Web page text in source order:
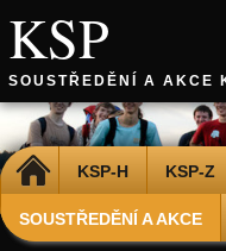
KSP
SOUSTŘEDĚNÍ A AKCE
DOMŮ KSP-H KSP-Z
SOUSTŘEDĚNÍ A AKCE